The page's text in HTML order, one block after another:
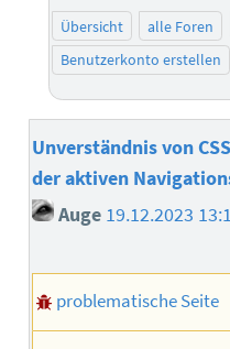
Übersicht alle Foren
Benutzerkonto erstellen
Unverständnis von
der aktiven
Auge 19.12.2023
problematische Seite